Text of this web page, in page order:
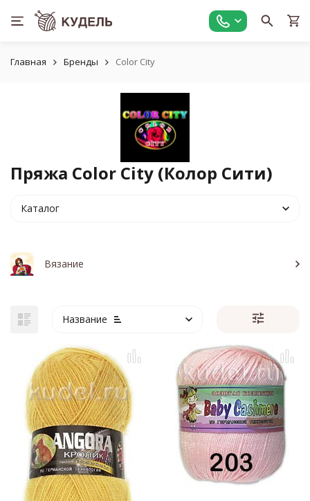
Главная Бренды Color City
Пряжа Color City (Колор Сити)
Каталог
Вязание
Название